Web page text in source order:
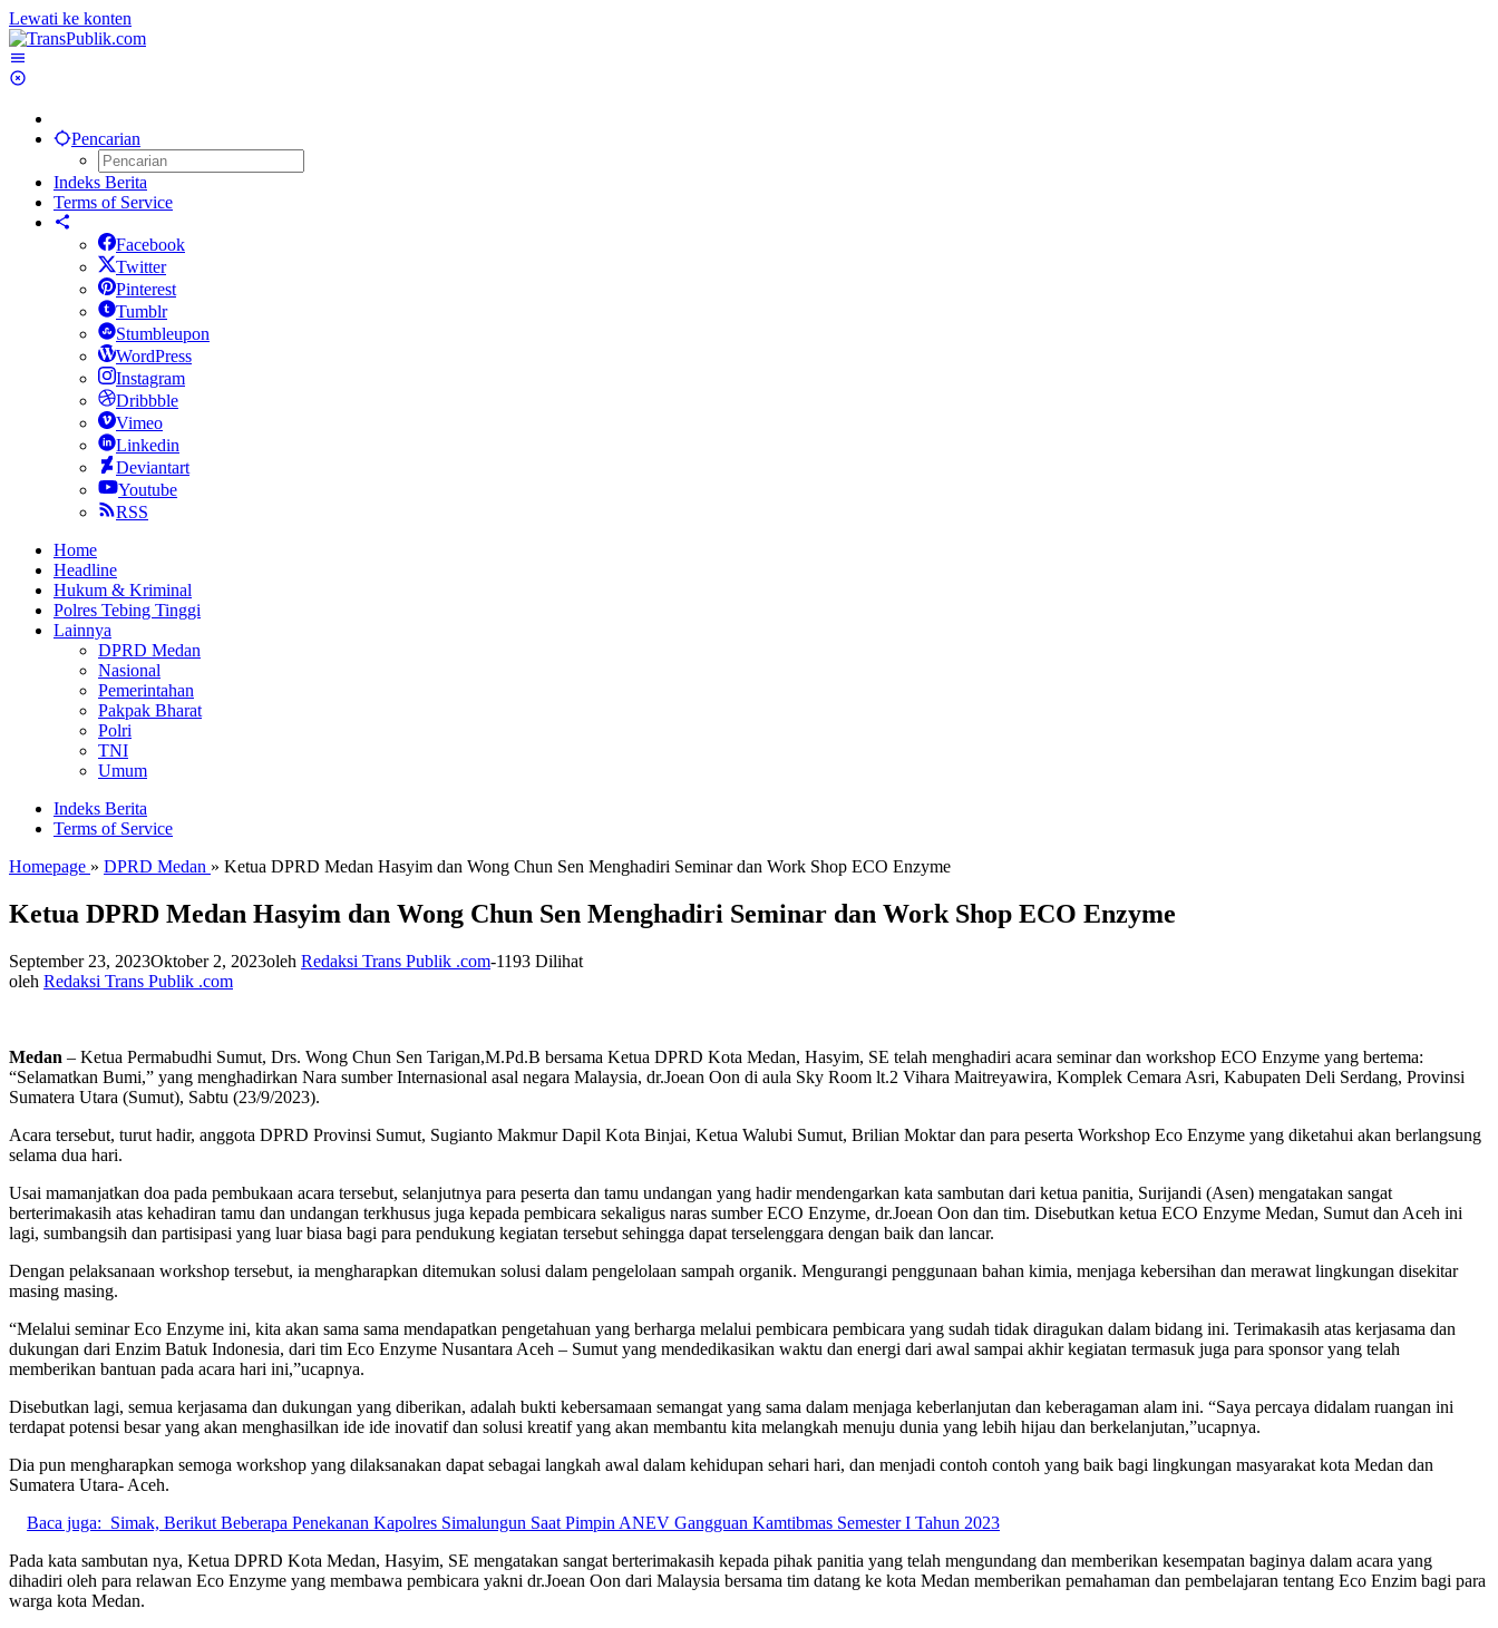
Lewati ke konten
Pencarian
Indeks Berita
Terms of Service
Facebook
Twitter
Pinterest
Tumblr
Stumbleupon
WordPress
Instagram
Dribbble
Vimeo
Linkedin
Deviantart
Youtube
RSS
Home
Headline
Hukum & Kriminal
Polres Tebing Tinggi
Lainnya
DPRD Medan
Nasional
Pemerintahan
Pakpak Bharat
Polri
TNI
Umum
Indeks Berita
Terms of Service
Homepage » DPRD Medan » Ketua DPRD Medan Hasyim dan Wong Chun Sen Menghadiri Seminar dan Work Shop ECO Enzyme
Ketua DPRD Medan Hasyim dan Wong Chun Sen Menghadiri Seminar dan Work Shop ECO Enzyme
September 23, 2023Oktober 2, 2023oleh Redaksi Trans Publik .com-1193 Dilihat
oleh Redaksi Trans Publik .com
Medan – Ketua Permabudhi Sumut, Drs. Wong Chun Sen Tarigan,M.Pd.B bersama Ketua DPRD Kota Medan, Hasyim, SE telah menghadiri acara seminar dan workshop ECO Enzyme yang bertema:
“Selamatkan Bumi,” yang menghadirkan Nara sumber Internasional asal negara Malaysia, dr.Joean Oon di aula Sky Room lt.2 Vihara Maitreyawira, Komplek Cemara Asri, Kabupaten Deli Serdang, Provinsi
Sumatera Utara (Sumut), Sabtu (23/9/2023).
Acara tersebut, turut hadir, anggota DPRD Provinsi Sumut, Sugianto Makmur Dapil Kota Binjai, Ketua Walubi Sumut, Brilian Moktar dan para peserta Workshop Eco Enzyme yang diketahui akan berlangsung
selama dua hari.
Usai mamanjatkan doa pada pembukaan acara tersebut, selanjutnya para peserta dan tamu undangan yang hadir mendengarkan kata sambutan dari ketua panitia, Surijandi (Asen) mengatakan sangat
berterimakasih atas kehadiran tamu dan undangan terkhusus juga kepada pembicara sekaligus naras sumber ECO Enzyme, dr.Joean Oon dan tim. Disebutkan ketua ECO Enzyme Medan, Sumut dan Aceh ini
lagi, sumbangsih dan partisipasi yang luar biasa bagi para pendukung kegiatan tersebut sehingga dapat terselenggara dengan baik dan lancar.
Dengan pelaksanaan workshop tersebut, ia mengharapkan ditemukan solusi dalam pengelolaan sampah organik. Mengurangi penggunaan bahan kimia, menjaga kebersihan dan merawat lingkungan disekitar
masing masing.
“Melalui seminar Eco Enzyme ini, kita akan sama sama mendapatkan pengetahuan yang berharga melalui pembicara pembicara yang sudah tidak diragukan dalam bidang ini. Terimakasih atas kerjasama dan
dukungan dari Enzim Batuk Indonesia, dari tim Eco Enzyme Nusantara Aceh – Sumut yang mendedikasikan waktu dan energi dari awal sampai akhir kegiatan termasuk juga para sponsor yang telah
memberikan bantuan pada acara hari ini,”ucapnya.
Disebutkan lagi, semua kerjasama dan dukungan yang diberikan, adalah bukti kebersamaan semangat yang sama dalam menjaga keberlanjutan dan keberagaman alam ini. “Saya percaya didalam ruangan ini
terdapat potensi besar yang akan menghasilkan ide ide inovatif dan solusi kreatif yang akan membantu kita melangkah menuju dunia yang lebih hijau dan berkelanjutan,”ucapnya.
Dia pun mengharapkan semoga workshop yang dilaksanakan dapat sebagai langkah awal dalam kehidupan sehari hari, dan menjadi contoh contoh yang baik bagi lingkungan masyarakat kota Medan dan
Sumatera Utara- Aceh.
Baca juga: Simak, Berikut Beberapa Penekanan Kapolres Simalungun Saat Pimpin ANEV Gangguan Kamtibmas Semester I Tahun 2023
Pada kata sambutan nya, Ketua DPRD Kota Medan, Hasyim, SE mengatakan sangat berterimakasih kepada pihak panitia yang telah mengundang dan memberikan kesempatan baginya dalam acara yang
dihadiri oleh para relawan Eco Enzyme yang membawa pembicara yakni dr.Joean Oon dari Malaysia bersama tim datang ke kota Medan memberikan pemahaman dan pembelajaran tentang Eco Enzim bagi para
warga kota Medan.